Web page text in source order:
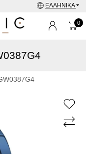
ΕΛΛΗΝΙΚΆ
0